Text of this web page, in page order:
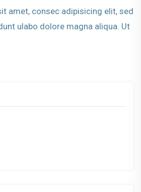
amet, consec adipisicing elit, sed
ulabo dolore magna aliqua. Ut